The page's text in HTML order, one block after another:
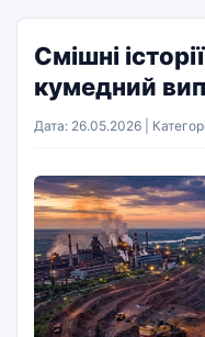
Смішні
кумедний
Дата: 26.05.2026 |